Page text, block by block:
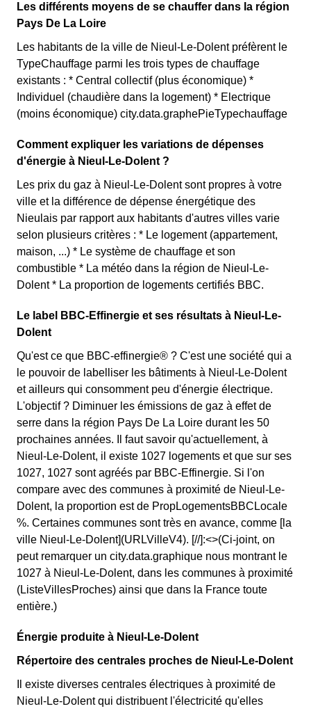
Les différents moyens de se chauffer dans la région
Pays De La Loire
Les habitants de la ville de Nieul-Le-Dolent préfèrent le
TypeChauffage parmi les trois types de chauffage
existants : * Central collectif (plus économique) *
Individuel (chaudière dans la logement) * Electrique
(moins économique) city.data.graphePieTypechauffage
Comment expliquer les variations de dépenses
d'énergie à Nieul-Le-Dolent ?
Les prix du gaz à Nieul-Le-Dolent sont propres à votre
ville et la différence de dépense énergétique des
Nieulais par rapport aux habitants d'autres villes varie
selon plusieurs critères : * Le logement (appartement,
maison, ...) * Le système de chauffage et son
combustible * La météo dans la région de Nieul-Le-
Dolent * La proportion de logements certifiés BBC.
Le label BBC-Effinergie et ses résultats à Nieul-Le-
Dolent
Qu'est ce que BBC-effinergie® ? C'est une société qui a
le pouvoir de labelliser les bâtiments à Nieul-Le-Dolent
et ailleurs qui consomment peu d'énergie électrique.
L'objectif ? Diminuer les émissions de gaz à effet de
serre dans la région Pays De La Loire durant les 50
prochaines années. Il faut savoir qu'actuellement, à
Nieul-Le-Dolent, il existe 1027 logements et que sur ses
1027, 1027 sont agréés par BBC-Effinergie. Si l'on
compare avec des communes à proximité de Nieul-Le-
Dolent, la proportion est de PropLogementsBBCLocale
%. Certaines communes sont très en avance, comme [la
ville Nieul-Le-Dolent](URLVilleV4). [//]:<>(Ci-joint, on
peut remarquer un city.data.graphique nous montrant le
1027 à Nieul-Le-Dolent, dans les communes à proximité
(ListeVillesProches) ainsi que dans la France toute
entière.)
Énergie produite à Nieul-Le-Dolent
Répertoire des centrales proches de Nieul-Le-Dolent
Il existe diverses centrales électriques à proximité de
Nieul-Le-Dolent qui distribuent l'électricité qu'elles